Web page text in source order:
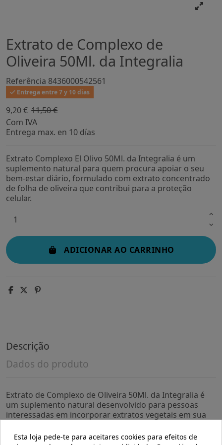
Extrato de Complexo de
Oliveira 50Ml. da Integralia
Referência 8436000542561
Entrega entre 7 y 10 dias
9,20 € 11,50 €
Com IVA
Entrega max. en 10 días
Extrato Complexo El Olivo 50Ml. da Integralia é um
suplemento natural para quem procura apoiar o seu
bem-estar diário, formulado com extrato concentrado
de folha de oliveira que contribui para a proteção
celular.
ADICIONAR AO CARRINHO
Descrição
Dados do produto
Extrato de Complexo de Oliveira 50Ml. da Integralia é
um suplemento natural desenvolvido para pessoas
interessadas em incorporar extratos vegetais em sua
busca opções à base de ingredientes de origem
Esta loja pede-te para aceitares cookies para efeitos de